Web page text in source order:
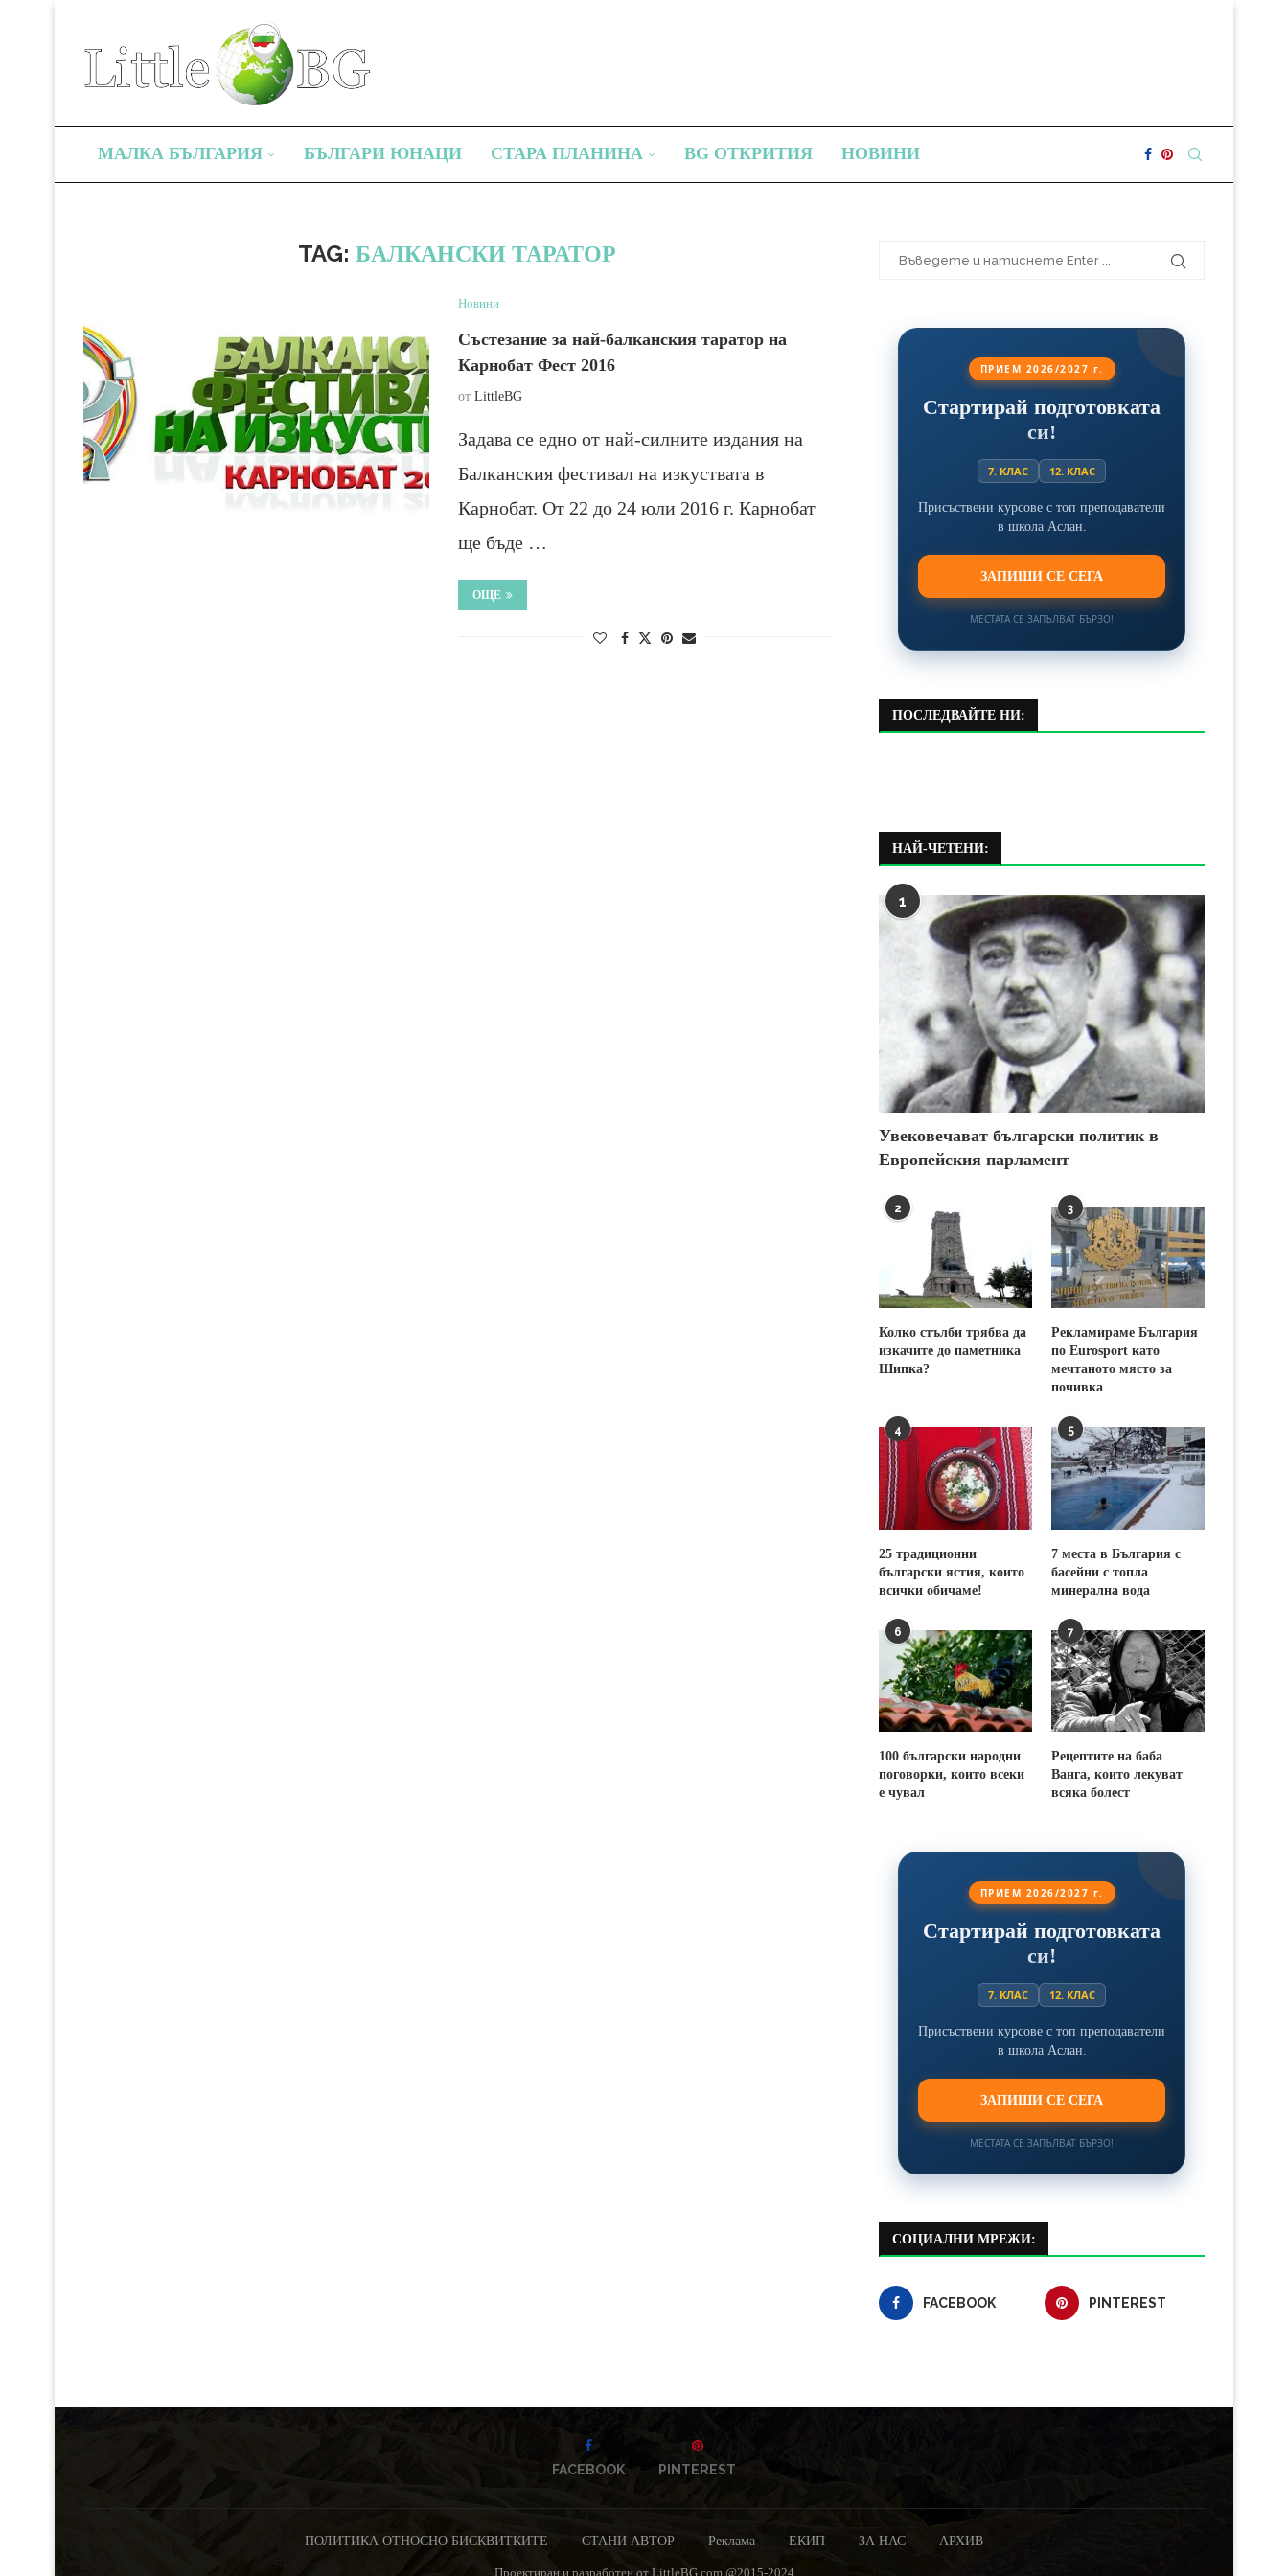
МАЛКА БЪЛГАРИЯ БЪЛГАРИ ЮНАЦИ СТАРА ПЛАНИНА BG ОТКРИТИЯ НОВИНИ
TAG: БАЛКАНСКИ ТАРАТОР
Новини
Състезание за най-балканския таратор на
Карнобат Фест 2016
от LittleBG
Задава се едно от най-силните издания на
Балканския фестивал на изкуствата в
Карнобат. От 22 до 24 юли 2016 г. Карнобат
ще бъде …
ОЩЕ
ПРИЕМ 2026/2027 г.
Стартирай подготовката
си!
7. КЛАС 12. КЛАС
Присъствени курсове с топ преподаватели
в школа Аслан.
ЗАПИШИ СЕ СЕГА
МЕСТАТА СЕ ЗАПЪЛВАТ БЪРЗО!
ПОСЛЕДВАЙТЕ НИ:
НАЙ-ЧЕТЕНИ:
1
Увековечават български политик в
Европейския парламент
2
Колко стълби трябва да
изкачите до паметника
Шипка?
3
Рекламираме България
по Eurosport като
мечтаното място за
почивка
4
25 традиционни
български ястия, които
всички обичаме!
5
7 места в България с
басейни с топла
минерална вода
6
100 български народни
поговорки, които всеки
е чувал
7
Рецептите на баба
Ванга, които лекуват
всяка болест
ПРИЕМ 2026/2027 г.
Стартирай подготовката
си!
7. КЛАС 12. КЛАС
Присъствени курсове с топ преподаватели
в школа Аслан.
ЗАПИШИ СЕ СЕГА
МЕСТАТА СЕ ЗАПЪЛВАТ БЪРЗО!
СОЦИАЛНИ МРЕЖИ:
FACEBOOK PINTEREST
FACEBOOK PINTEREST
ПОЛИТИКА ОТНОСНО БИСКВИТКИТЕ СТАНИ АВТОР Реклама ЕКИП ЗА НАС АРХИВ
Проектиран и разработен от LittleBG.com @2015-2024